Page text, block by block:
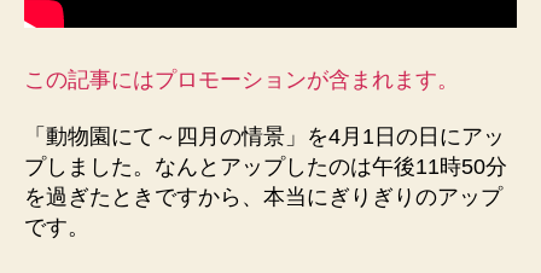
ッ
天
王
寺
この記事にはプロモーションが含まれます。
「動物園にて～四月の情景」を4月1日の日にアッ
プしました。なんとアップしたのは午後11時50分
を過ぎたときですから、本当にぎりぎりのアップ
です。